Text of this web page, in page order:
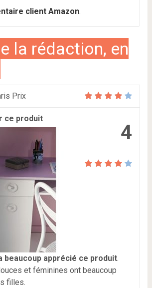
client Amazon.
la rédaction, en
Prix
4
ce produit
beaucoup apprécié ce produit.
et féminines ont beaucoup
filles.